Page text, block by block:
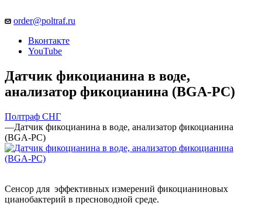
order@poltraf.ru
Вконтакте
YouTube
Датчик фикоцианина в воде,
анализатор фикоцианина (BGA-PC)
Полтраф СНГ
—Датчик фикоцианина в воде, анализатор фикоцианина
(BGA-PC)
Сенсор для эффективных измерений фикоцианиновых
цианобактерий в пресноводной среде.